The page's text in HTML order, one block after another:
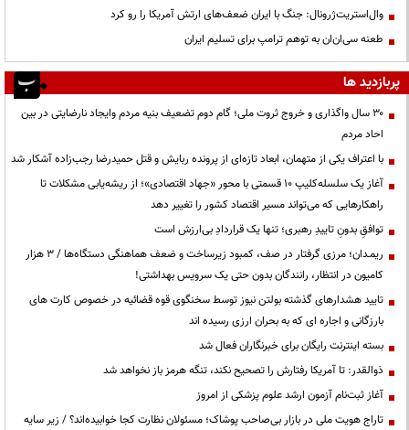
وال‌استریت‌ژرونال: جنگ با ایران ضعف‌های ارتش آمریکا را رو کرد
طعنه سی‌ان‌ان به توهم ترامپ برای تسلیم ایران
پربازدید ها
۳۰ سال واگذاری و خروج ثروت ملی؛ گام دوم تضعیف بنیه مردم وایجاد نارضایتی در بین
احاد مردم
با اعتراف یکی از متهمان، ابعاد تازه‌ای از پرونده ربایش و قتل حمیدرضا رجب‌زاده آشکار شد
آغاز یک سلسله‌کلیپ ۱۰ قسمتی با محور «جهاد اقتصادی»؛ از ریشه‌یابی مشکلات تا
راهکارهایی که می‌تواند مسیر اقتصاد کشور را تغییر دهد
توافقِ بدونِ تاییدِ رهبری؛ تنها یک قراردادِ بی‌ارزش است
ریمـدان؛ مرزی گرفتار در صف، کمبود زیرساخت و ضعف هماهنگی دستگاه‌ها / ۳ هزار
کامیون در انتظار، رانندگان بدون حتی یک سرویس بهداشتی!
تایید هشدارهای گذشته بولتن نیوز توسط سخنگوی قوه قضائیه در خصوص کارت های
بارزگانی و اجاره ای که به بحران ارزی رسیده اند
بسته اینترنت رایگان برای خبرنگاران فعال شد
ذوالقدر: تا آمریکا رفتارش را تصحیح نکند، تنگه هرمز باز نخواهد شد
آغاز ثبت‌نام آزمون ارشد علوم پزشکی از امروز
تاراج هویت ملی در بازار بی‌صاحب پوشاک؛ مسئولان نظارت کجا خوابیده‌اند؟ / زیر سایه